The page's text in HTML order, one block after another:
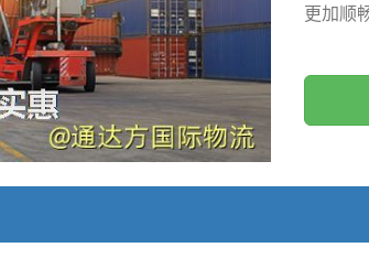
更加顺